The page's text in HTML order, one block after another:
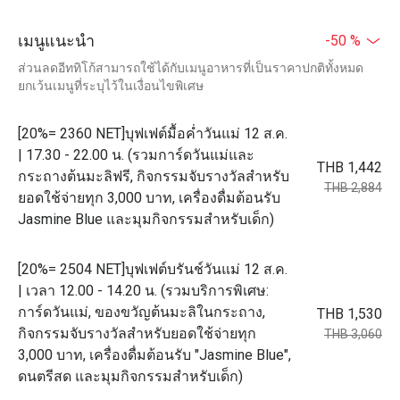
เมนูแนะนำ -50 %
ส่วนลดอีททิโก้สามารถใช้ได้กับเมนูอาหารที่เป็นราคาปกติทั้งหมด
ยกเว้นเมนูที่ระบุไว้ในเงื่อนไขพิเศษ
[20%= 2360 NET]บุฟเฟต์มื้อค่ำวันแม่ 12 ส.ค.
| 17.30 - 22.00 น. (รวมการ์ดวันแม่และ
กระถางต้นมะลิฟรี, กิจกรรมจับรางวัลสำหรับ
ยอดใช้จ่ายทุก 3,000 บาท, เครื่องดื่มต้อนรับ
Jasmine Blue และมุมกิจกรรมสำหรับเด็ก)
THB 1,442
THB 2,884
[20%= 2504 NET]บุฟเฟต์บรันช์วันแม่ 12 ส.ค.
| เวลา 12.00 - 14.20 น. (รวมบริการพิเศษ:
การ์ดวันแม่, ของขวัญต้นมะลิในกระถาง,
กิจกรรมจับรางวัลสำหรับยอดใช้จ่ายทุก
3,000 บาท, เครื่องดื่มต้อนรับ "Jasmine Blue",
ดนตรีสด และมุมกิจกรรมสำหรับเด็ก)
THB 1,530
THB 3,060